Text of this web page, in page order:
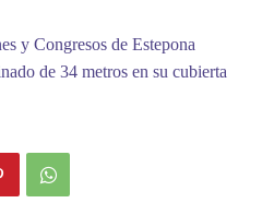
y Congresos de Estepona
de 34 metros en su cubierta